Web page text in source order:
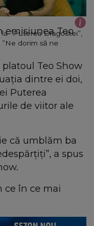
”Puterea Dragostei”,
dorim să ne
emisiunea Teo
Teo Show
dintre ei doi,
Puterea
de viitor ale
că umblăm ba
a spus
ce în ce mai